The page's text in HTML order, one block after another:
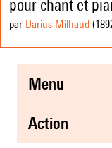
pour chant et
par Darius Milhaud
menu
action